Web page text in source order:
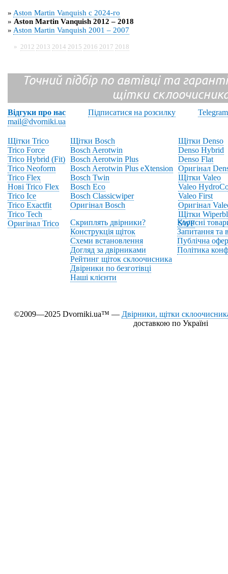
» Aston Martin Vanquish с 2024-го
» Aston Martin Vanquish 2012 – 2018
» Aston Martin Vanquish 2001 – 2007
» 2012 2013 2014 2015 2016 2017 2018
Точний підбір по автівці та
щітки
Відгуки про нас Підписатися на розсилку
Telegram
mail@dvorniki.ua
Щітки Trico
Trico Force
Trico Hybrid (Fit)
Trico Neoform
Trico Flex
Нові Trico Flex
Trico Ice
Trico Exactfit
Trico Tech
Оригінал Trico
Щітки Bosch
Bosch Aerotwin
Bosch Aerotwin Plus
Bosch Aerotwin Plus eXtension
Bosch Twin
Bosch Eco
Bosch Classicwiper
Оригінал Bosch
Щітки Denso
Denso Hybrid
Denso Flat
Оригінал
Щітки Valeo
Valeo
Valeo First
Оригінал
Щітки
SWF
Скриплять двірники?
Конструкція щіток
Схеми встановлення
Догляд за двірниками
Рейтинг щіток склоочисника
Двірники по безготівці
Наші клієнти
Корисні
Запитання та
Публічна
Політика
©2009—2025 Dvorniki.ua™ — Двірники, щітки
доставкою по Україні